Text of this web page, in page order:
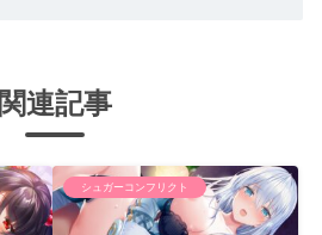
関連記事
シュガーコンフリクト